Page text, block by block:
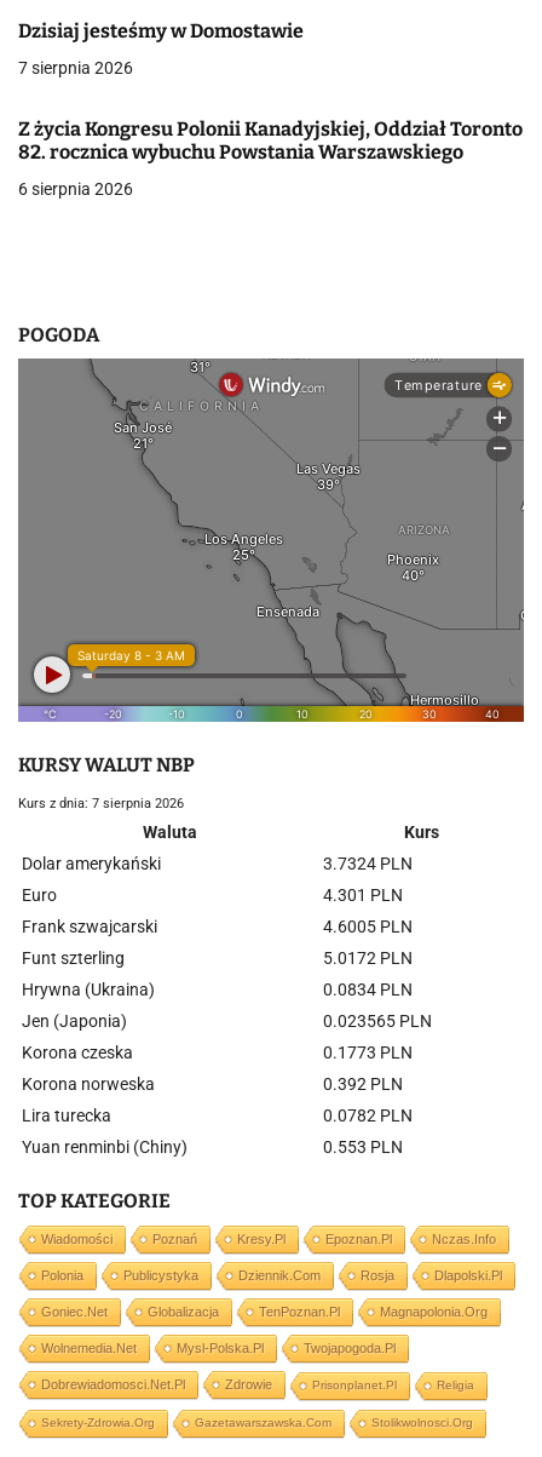
j
a
p
i
Dzisiaj jesteśmy w Domostawie
7 sierpnia 2026
Z życia Kongresu Polonii Kanadyjskiej, Oddział Toronto
82. rocznica wybuchu Powstania Warszawskiego
6 sierpnia 2026
POGODA
KURSY WALUT NBP
Kurs z dnia: 7 sierpnia 2026
Waluta
Kurs
Dolar amerykański
3.7324 PLN
Euro
4.301 PLN
Frank szwajcarski
4.6005 PLN
Funt szterling
5.0172 PLN
Hrywna (Ukraina)
0.0834 PLN
Jen (Japonia)
0.023565 PLN
Korona czeska
0.1773 PLN
Korona norweska
0.392 PLN
Lira turecka
0.0782 PLN
Yuan renminbi (Chiny)
0.553 PLN
TOP KATEGORIE
Wiadomości Poznań Kresy.pl Epoznan.pl Nczas.info
Polonia Publicystyka Dziennik.com Rosja Dlapolski.pl
Goniec.net Globalizacja TenPoznan.pl Magnapolonia.org
Wolnemedia.net Mysl-Polska.pl Twojapogoda.pl
Dobrewiadomosci.net.pl Zdrowie Prisonplanet.pl Religia
Sekrety-Zdrowia.org Gazetawarszawska.com Stolikwolnosci.org